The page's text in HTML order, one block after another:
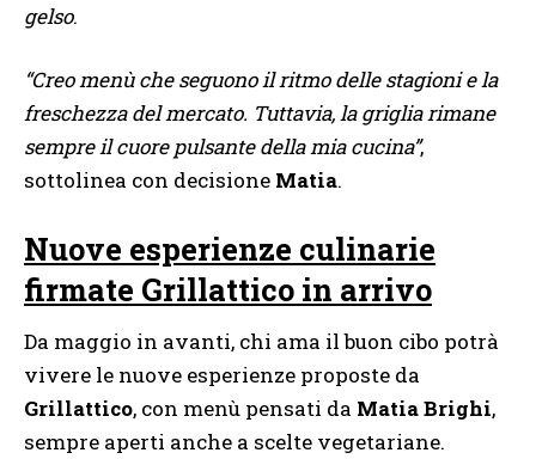
gelso.
“Creo menù che seguono il ritmo delle stagioni e la
freschezza del mercato. Tuttavia, la griglia rimane
sempre il cuore pulsante della mia cucina”,
sottolinea con decisione Matia.
Nuove esperienze culinarie
firmate Grillattico in arrivo
Da maggio in avanti, chi ama il buon cibo potrà
vivere le nuove esperienze proposte da
Grillattico, con menù pensati da Matia Brighi,
sempre aperti anche a scelte vegetariane.